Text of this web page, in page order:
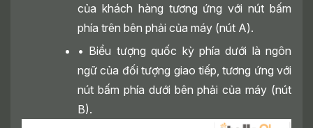
của khách hàng tương ứng với nút bấm
phía trên bên phải của máy (nút A).
• Biểu tượng quốc kỳ phía dưới là ngôn
ngữ của đối tượng giao tiếp, tương ứng với
nút bấm phía dưới bên phải của máy (nút
B).